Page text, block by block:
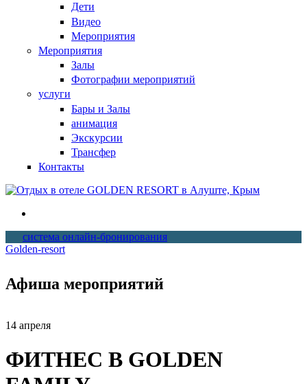
Дети
Видео
Мероприятия
Мероприятия
Залы
Фотографии мероприятий
услуги
Бары и Залы
анимация
Экскурсии
Трансфер
Контакты
система онлайн-бронирования
Golden-resort
Афиша мероприятий
14 апреля
ФИТНЕС В GOLDEN